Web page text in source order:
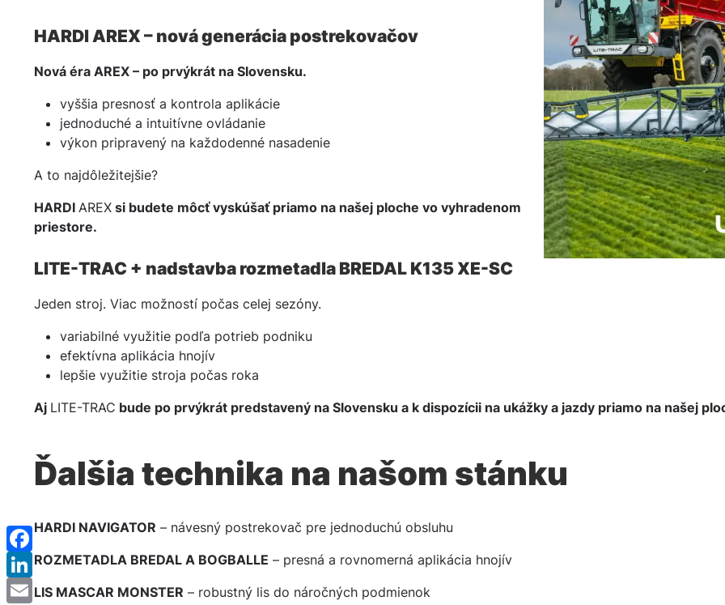
HARDI AREX – nová generácia postrekovačov
Nová éra AREX – po prvýkrát na Slovensku.
vyššia presnosť a kontrola aplikácie
jednoduché a intuitívne ovládanie
výkon pripravený na každodenné nasadenie
A to najdôležitejšie?
HARDI AREX si budete môcť vyskúšať priamo na našej ploche vo vyhradenom
priestore.
LITE-TRAC + nadstavba rozmetadla BREDAL K135 XE-SC
Jeden stroj. Viac možností počas celej sezóny.
variabilné využitie podľa potrieb podniku
efektívna aplikácia hnojív
lepšie využitie stroja počas roka
Aj LITE-TRAC bude po prvýkrát predstavený na Slovensku a k dispozícii na ukážky a jazdy priamo na našej
Ďalšia technika na našom stánku
HARDI NAVIGATOR – návesný postrekovač pre jednoduchú obsluhu
ROZMETADLA BREDAL A BOGBALLE – presná a rovnomerná aplikácia hnojív
LIS MASCAR MONSTER – robustný lis do náročných podmienok
Facebook
LinkedIn
Email